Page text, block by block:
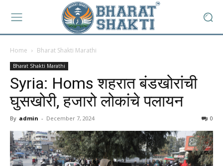
Home Bharat Shakti Marathi
Bharat Shakti Marathi
Syria: Homs शहरात बंडखोरांची
घुसखोरी, हजारो लोकांचे पलायन
By admin - December 7, 2024 0